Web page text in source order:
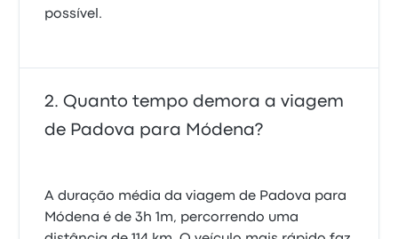
possível.
Quanto tempo demora a viagem
de Padova para Módena?
A duração média da viagem de Padova para
Módena é de 3h 1m, percorrendo uma